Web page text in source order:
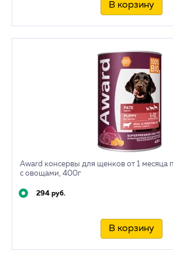
В корзину
Award консервы для щенков от 1 месяца
с овощами, 400г
294 руб.
В корзину